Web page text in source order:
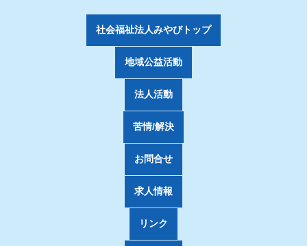
社会福祉法人みやびトップ
地域公益活動
法人活動
苦情/解決
お問合せ
求人情報
リンク